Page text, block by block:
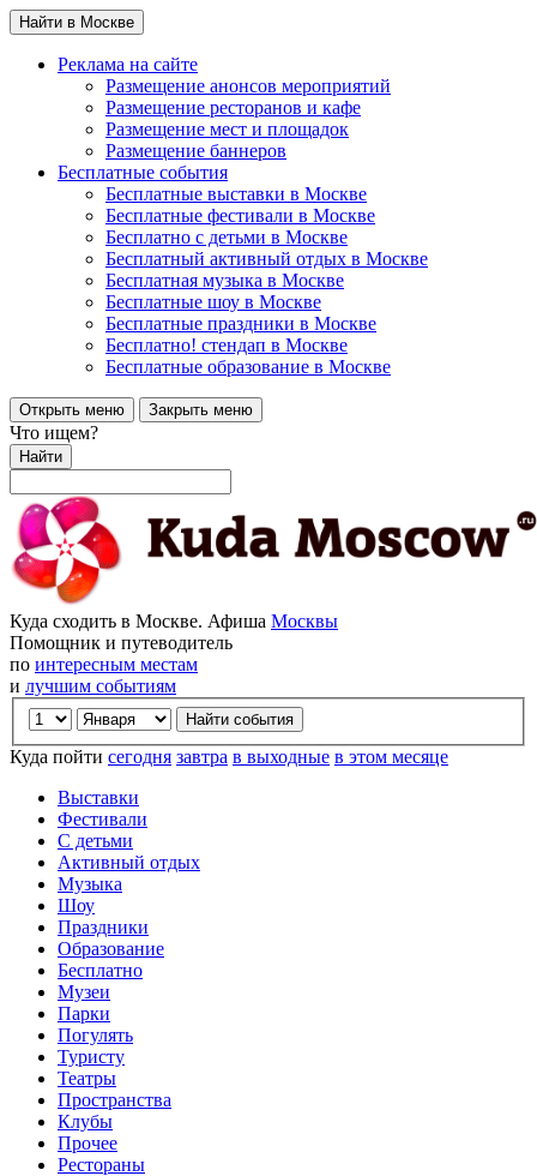
Найти в Москве
Реклама на сайте
Размещение анонсов мероприятий
Размещение ресторанов и кафе
Размещение мест и площадок
Размещение баннеров
Бесплатные события
Бесплатные выставки в Москве
Бесплатные фестивали в Москве
Бесплатно с детьми в Москве
Бесплатный активный отдых в Москве
Бесплатная музыка в Москве
Бесплатные шоу в Москве
Бесплатные праздники в Москве
Бесплатно! стендап в Москве
Бесплатные образование в Москве
Открыть меню Закрыть меню
Что ищем?
Найти
Куда сходить в Москве. Афиша Москвы
Помощник и путеводитель
по интересным местам
и лучшим событиям
Куда пойти сегодня завтра в выходные в этом месяце
Выставки
Фестивали
С детьми
Активный отдых
Музыка
Шоу
Праздники
Образование
Бесплатно
Музеи
Парки
Погулять
Туристу
Театры
Пространства
Клубы
Прочее
Рестораны